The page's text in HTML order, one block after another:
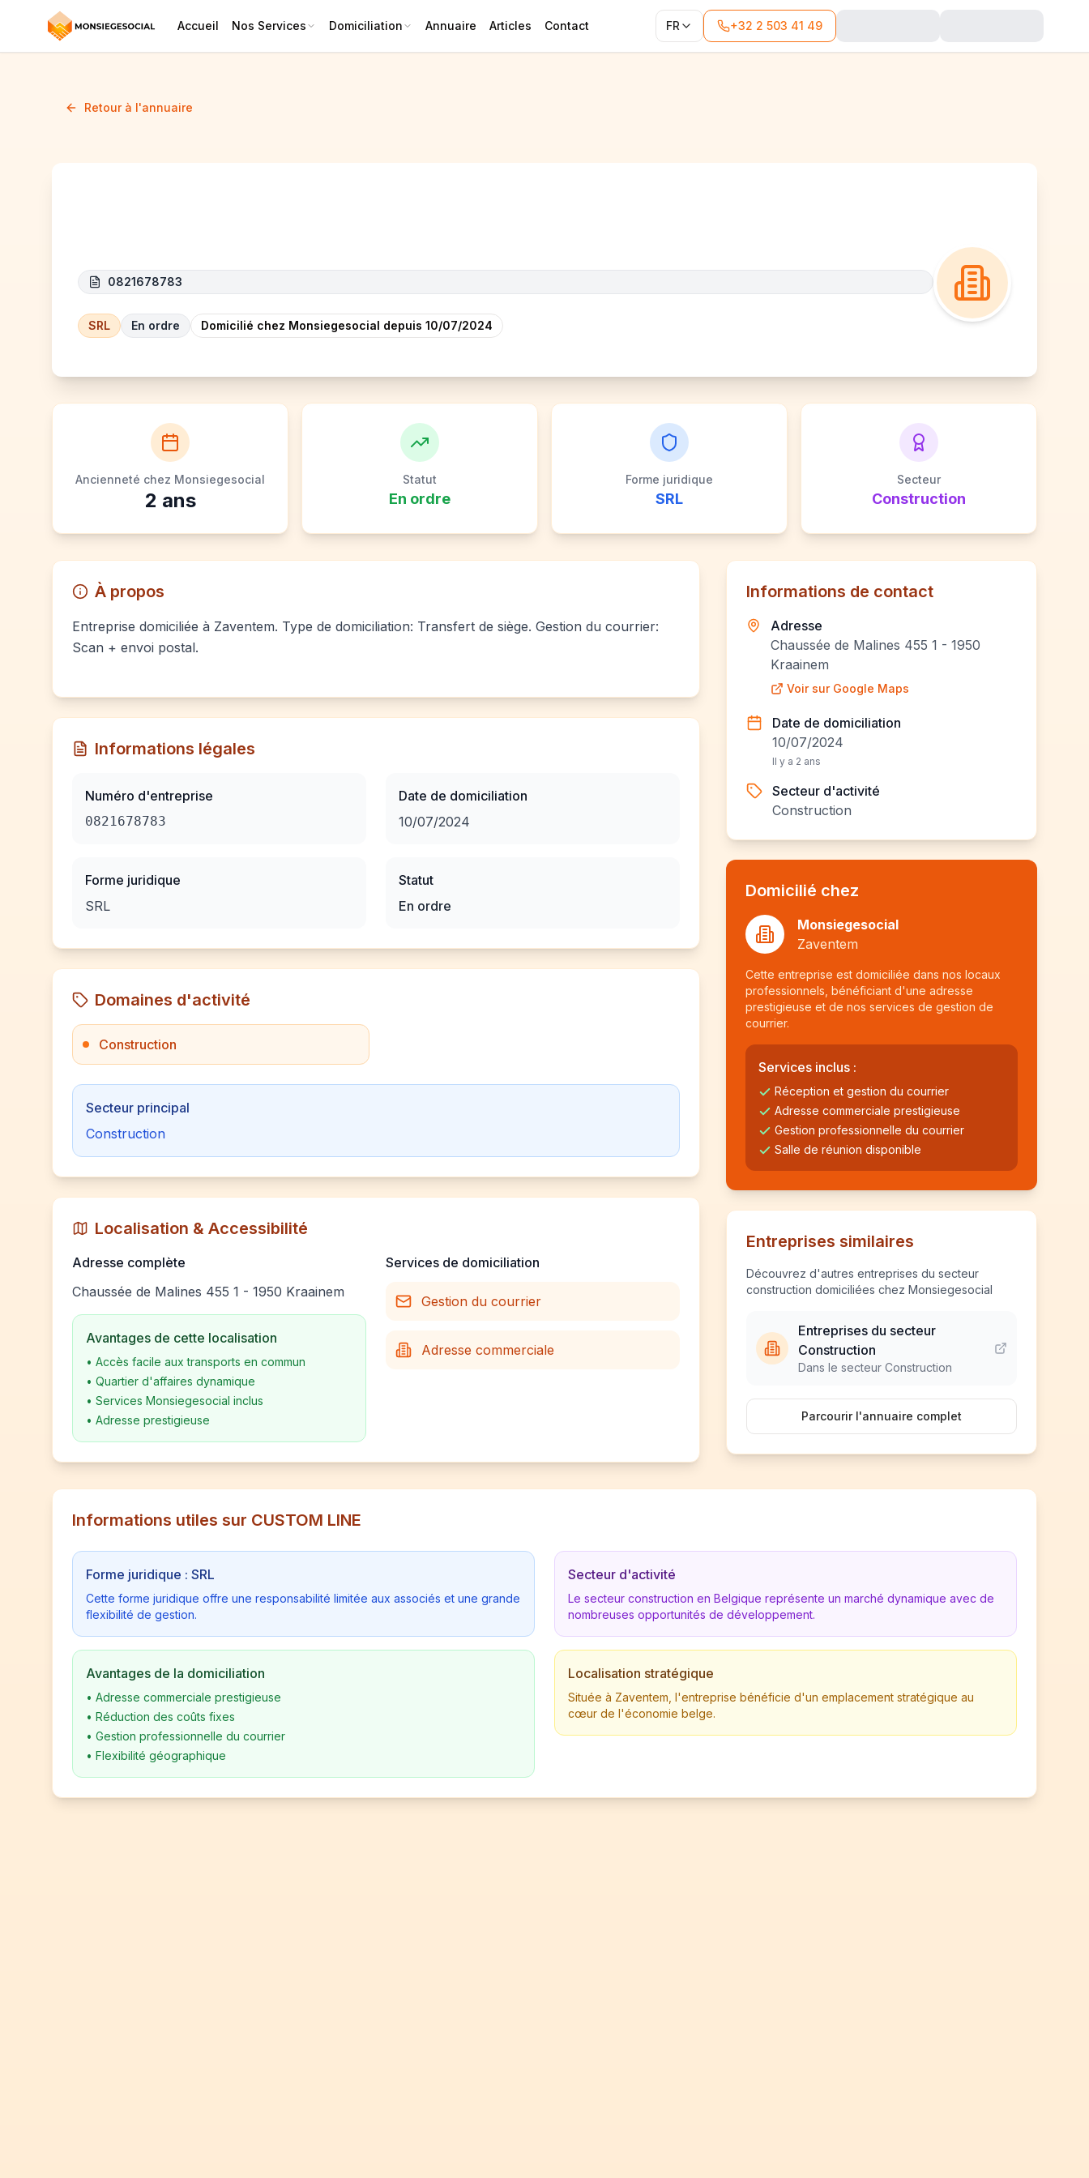
Accueil Nos Services Domiciliation Annuaire Articles Contact FR +32 2 503 41 49
Retour à l'annuaire
0821678783
SRL En ordre Domicilié chez Monsiegesocial depuis 10/07/2024
Ancienneté chez Monsiegesocial
2 ans
Statut
En ordre
Forme juridique
SRL
Secteur
Construction
À propos
Entreprise domiciliée à Zaventem. Type de domiciliation: Transfert de siège. Gestion du courrier:
Scan + envoi postal.
Informations légales
Numéro d'entreprise
0821678783
Forme juridique
SRL
Date de domiciliation
10/07/2024
Statut
En ordre
Domaines d'activité
Construction
Secteur principal
Construction
Localisation & Accessibilité
Adresse complète
Chaussée de Malines 455 1 - 1950 Kraainem
Avantages de cette localisation
• Accès facile aux transports en commun
• Quartier d'affaires dynamique
• Services Monsiegesocial inclus
• Adresse prestigieuse
Services de domiciliation
Gestion du courrier
Adresse commerciale
Informations de contact
Adresse
Chaussée de Malines 455 1 - 1950
Kraainem
Voir sur Google Maps
Date de domiciliation
10/07/2024
Il y a 2 ans
Secteur d'activité
Construction
Domicilié chez
Monsiegesocial
Zaventem
Cette entreprise est domiciliée dans nos locaux
professionnels, bénéficiant d'une adresse
prestigieuse et de nos services de gestion de
courrier.
Services inclus :
Réception et gestion du courrier
Adresse commerciale prestigieuse
Gestion professionnelle du courrier
Salle de réunion disponible
Entreprises similaires
Découvrez d'autres entreprises du secteur
construction domiciliées chez Monsiegesocial
Entreprises du secteur
Construction
Dans le secteur Construction
Parcourir l'annuaire complet
Informations utiles sur CUSTOM LINE
Forme juridique : SRL
Cette forme juridique offre une responsabilité limitée aux associés et une grande
flexibilité de gestion.
Avantages de la domiciliation
• Adresse commerciale prestigieuse
• Réduction des coûts fixes
• Gestion professionnelle du courrier
• Flexibilité géographique
Secteur d'activité
Le secteur construction en Belgique représente un marché dynamique avec de
nombreuses opportunités de développement.
Localisation stratégique
Située à Zaventem, l'entreprise bénéficie d'un emplacement stratégique au
cœur de l'économie belge.